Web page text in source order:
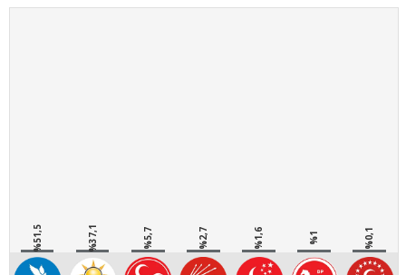
%51,5 %37,1 %5,7 %2,7 %1,6 %1 %0,1